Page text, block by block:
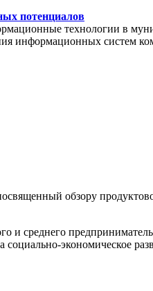
потенциалов
технологии в
информационных систем
обзору
среднего
экономическое